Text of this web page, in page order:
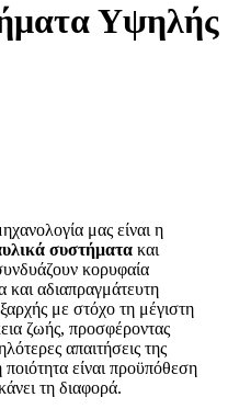
Υψηλής
μας είναι η
συστήματα και
κορυφαία
και αδιαπραγμάτευτη
με στόχο τη μέγιστη
ζωής, προσφέροντας
απαιτήσεις της
είναι προϋπόθεση
τη διαφορά.